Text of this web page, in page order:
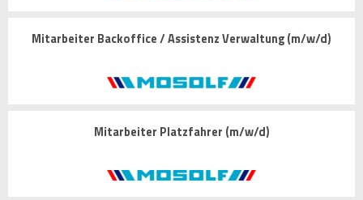
Mitarbeiter Backoffice / Assistenz Verwaltung (m/w/d)
Mitarbeiter Platzfahrer (m/w/d)